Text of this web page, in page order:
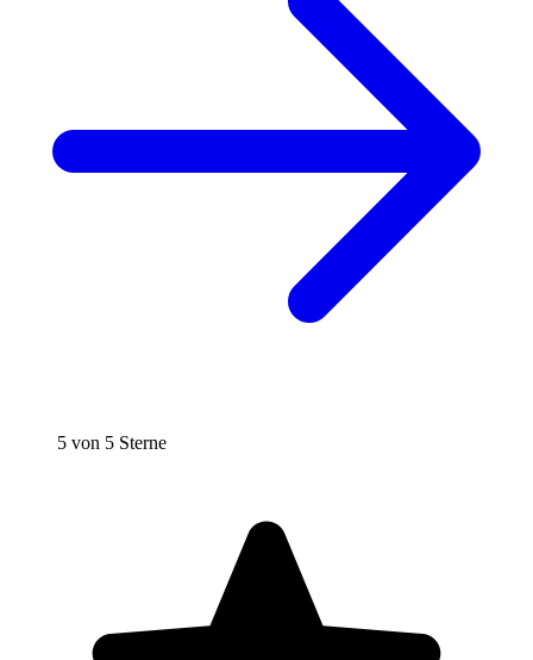
5 von 5 Sterne